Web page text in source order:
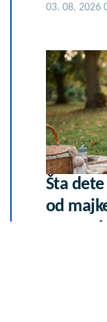
03. 08. 2026
Šta
od